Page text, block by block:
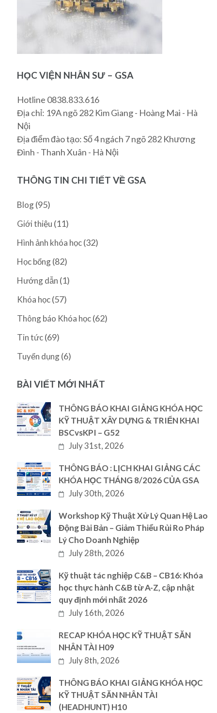
HỌC VIỆN NHÂN SƯ – GSA
Hotline 0838.833.616
Địa chỉ: 19A ngõ 282 Kim Giang - Hoàng Mai - Hà
Nội
Địa điểm đào tạo: Số 4 ngách 7 ngõ 282 Khương
Đình - Thanh Xuân - Hà Nội
THÔNG TIN CHI TIẾT VỀ GSA
Blog(95)
Giới thiệu (11)
Hình ảnh khóa học(32)
Học bổng(82)
Hướng dẫn (1)
Khóa học(57)
Thông báo Khóa học(62)
Tin tức(69)
Tuyển dụng(6)
BÀI VIẾT MỚI NHẤT
THÔNG BÁO KHAI GIẢNG KHÓA HỌC
KỸ THUẬT XÂY DỰNG & TRIỂN KHAI
BSCvsKPI – G52
July 31st, 2026
THÔNG BÁO : LỊCH KHAI GIẢNG CÁC
KHÓA HỌC THÁNG 8/2026 CỦA GSA
July 30th, 2026
Workshop Kỹ Thuật Xử Lý Quan Hệ Lao
Động Bài Bản – Giảm Thiểu Rủi Ro Pháp
Lý Cho Doanh Nghiệp
July 28th, 2026
Kỹ thuật tác nghiệp C&B – CB16: Khóa
học thực hành C&B từ A-Z, cập nhật
quy định mới nhất 2026
July 16th, 2026
RECAP KHÓA HỌC KỸ THUẬT SĂN
NHÂN TÀI H09
July 8th, 2026
THÔNG BÁO KHAI GIẢNG KHÓA HỌC
KỸ THUẬT SĂN NHÂN TÀI
(HEADHUNT) H10